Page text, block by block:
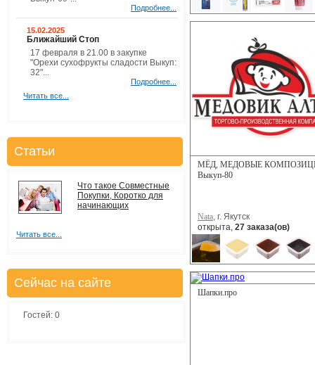
МЁД, МЕДОВЫЕ
Выкуп-80
Nata, г. Якутск
открыта, 27 заказа(ов)
Шапки.про
Подробнее...
15.02.2025
Ближайший Стоп
17 февраля в 21.00 в закупке
"Орехи сухофрукты сладости Выкуп:
32"...
Подробнее...
Читать все...
Статьи
Что такое Совместные
Покупки, Коротко для
начинающих
Читать все...
Сейчас на сайте
Гостей: 0